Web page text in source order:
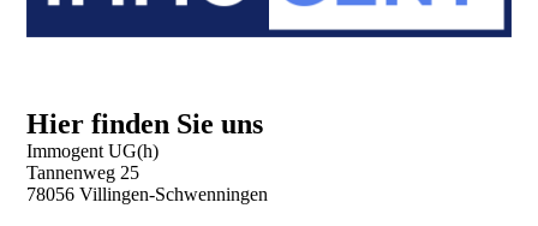
Hier finden Sie uns
Immogent UG(h)
Tannenweg 25
78056 Villingen-Schwenningen